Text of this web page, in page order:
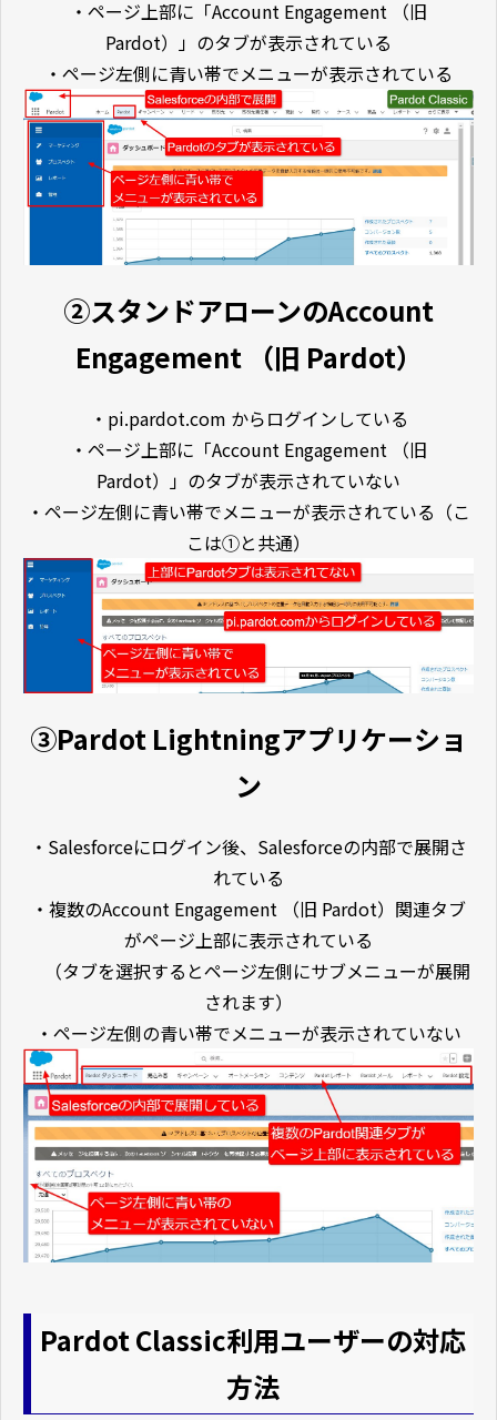
・ページ上部に「Account Engagement （旧
Pardot）」のタブが表示されている
・ページ左側に青い帯でメニューが表示されている
②スタンドアローンのAccount
Engagement （旧 Pardot）
・pi.pardot.com からログインしている
・ページ上部に「Account Engagement （旧
Pardot）」のタブが表示されていない
・ページ左側に青い帯でメニューが表示されている（こ
こは①と共通）
③Pardot Lightningアプリケーショ
ン
・Salesforceにログイン後、Salesforceの内部で展開さ
れている
・複数のAccount Engagement （旧 Pardot）関連タブ
がページ上部に表示されている
（タブを選択するとページ左側にサブメニューが展開
されます）
・ページ左側の青い帯でメニューが表示されていない
Pardot Classic利用ユーザーの対応
方法